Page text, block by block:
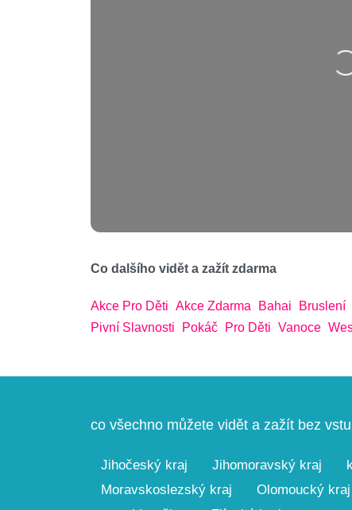
Co dalšího vidět a zažít zdarma
Akce Pro Děti Akce Zdarma Bahai Bruslení
Pivní Slavnosti
Pokáč Pro Děti Vanoce
co všechno můžete vidět a zažít bez
Jihočeský kraj Jihomoravský kraj k
Moravskoslezský kraj
Olomoucký kraj